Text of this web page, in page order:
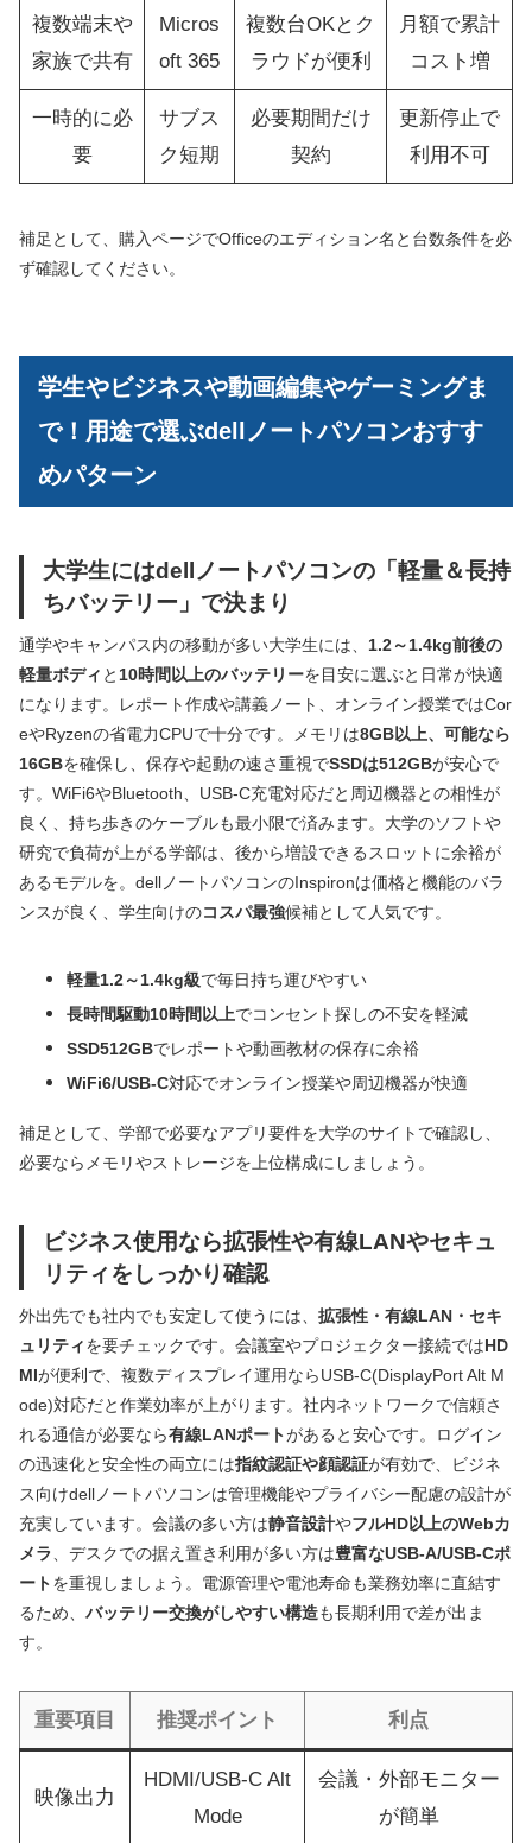
複数端末や
家族で共有
Micros
oft 365
複数台OKとク
ラウドが便利
月額で累計
コスト増
一時的に必
要
サブス
ク短期
必要期間だけ
契約
更新停止で
利用不可
補足として、購入ページでOfficeのエディション名と台数条件を必
ず確認してください。
学生やビジネスや動画編集やゲーミングま
で！用途で選ぶdellノートパソコンおすす
めパターン
大学生にはdellノートパソコンの「軽量＆長持
ちバッテリー」で決まり
通学やキャンパス内の移動が多い大学生には、 1.2～1.4kg前後の
軽量ボディ と 10時間以上のバッテリーを目安に選ぶと日常が快適
になります。レポート作成や講義ノート、オンライン授業ではCor
eやRyzenの省電力CPUで十分です。メモリは8GB以上、可能なら
16GBを確保し、保存や起動の速さ重視でSSDは512GBが安心で
す。WiFi6やBluetooth、USB-C充電対応だと周辺機器との相性が
良く、持ち歩きのケーブルも最小限で済みます。大学のソフトや
研究で負荷が上がる学部は、後から増設できるスロットに余裕が
あるモデルを。dellノートパソコンのInspironは価格と機能のバラ
ンスが良く、学生向けのコスパ最強候補として人気です。
軽量1.2～1.4kg級で毎日持ち運びやすい
長時間駆動10時間以上でコンセント探しの不安を軽減
SSD512GBでレポートや動画教材の保存に余裕
WiFi6/USB-C対応でオンライン授業や周辺機器が快適
補足として、学部で必要なアプリ要件を大学のサイトで確認し、
必要ならメモリやストレージを上位構成にしましょう。
ビジネス使用なら拡張性や有線LANやセキュ
リティをしっかり確認
外出先でも社内でも安定して使うには、 拡張性・有線LAN・セキ
ュリティを要チェックです。会議室やプロジェクター接続ではHD
MIが便利で、複数ディスプレイ運用ならUSB-C(DisplayPort Alt M
ode)対応だと作業効率が上がります。社内ネットワークで信頼さ
れる通信が必要なら有線LANポートがあると安心です。ログイン
の迅速化と安全性の両立には指紋認証や顔認証が有効で、ビジネ
ス向けdellノートパソコンは管理機能やプライバシー配慮の設計が
充実しています。会議の多い方は静音設計やフルHD以上のWebカ
メラ
、デスクでの据え置き利用が多い方は豊富なUSB-A/USB-Cポ
ートを重視しましょう。電源管理や電池寿命も業務効率に直結す
るため、 バッテリー交換がしやすい構造も長期利用で差が出ま
す。
重要項目 推奨ポイント 利点
映像出力
HDMI/USB-C Alt
Mode
会議・外部モニター
が簡単